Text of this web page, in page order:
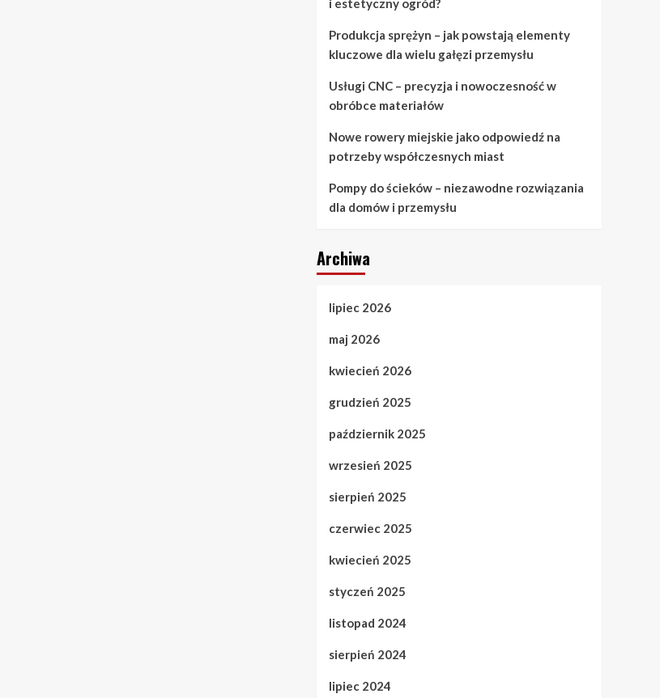
i estetyczny ogród?
Produkcja sprężyn – jak powstają elementy
kluczowe dla wielu gałęzi przemysłu
Usługi CNC – precyzja i nowoczesność w
obróbce materiałów
Nowe rowery miejskie jako odpowiedź na
potrzeby współczesnych miast
Pompy do ścieków – niezawodne rozwiązania
dla domów i przemysłu
Archiwa
lipiec 2026
maj 2026
kwiecień 2026
grudzień 2025
październik 2025
wrzesień 2025
sierpień 2025
czerwiec 2025
kwiecień 2025
styczeń 2025
listopad 2024
sierpień 2024
lipiec 2024